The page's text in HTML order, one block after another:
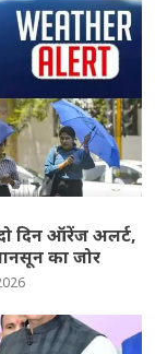
दिन ऑरेंज अलर्ट,
का जोर